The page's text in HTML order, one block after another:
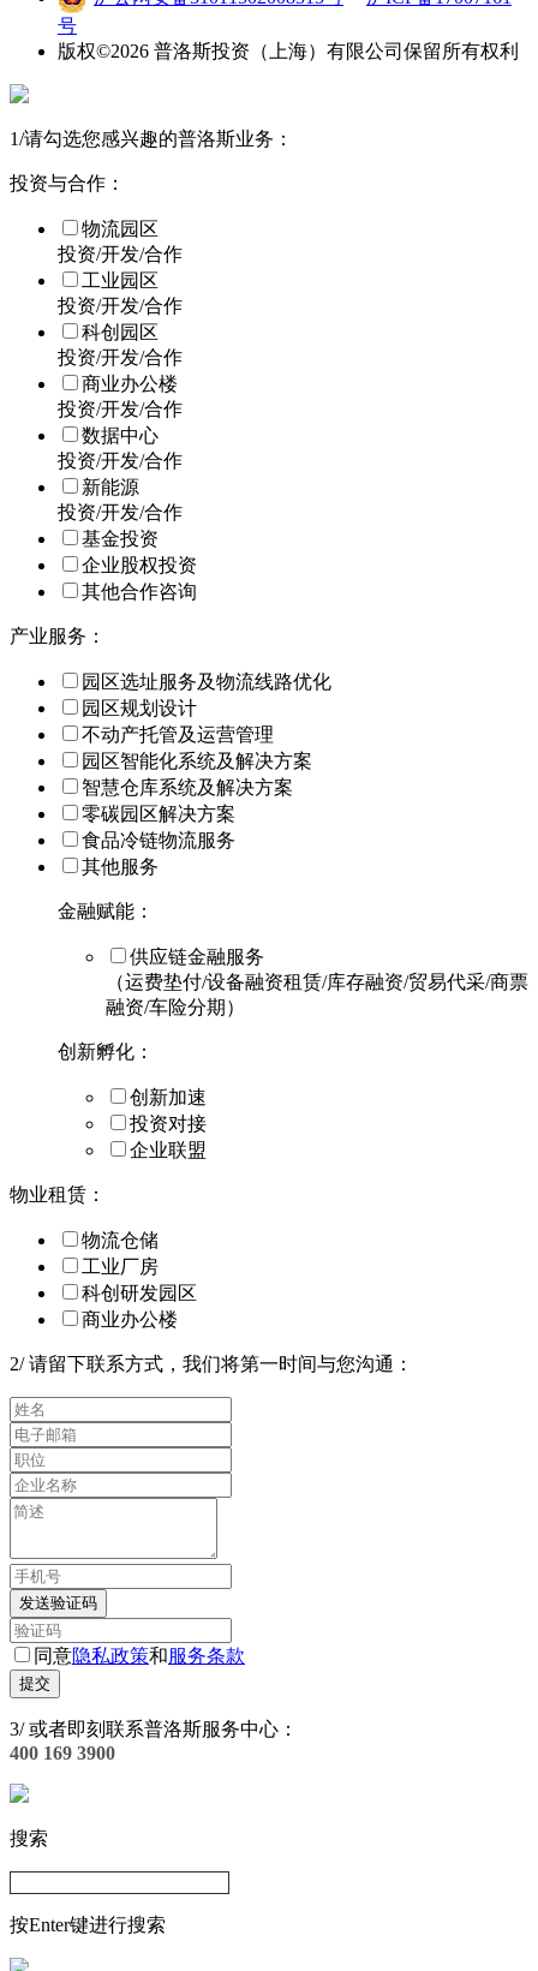
号
版权©2026 普洛斯投资（上海）有限公司保留所有权利
1/请勾选您感兴趣的普洛斯业务：
投资与合作：
物流园区
投资/开发/合作
工业园区
投资/开发/合作
科创园区
投资/开发/合作
商业办公楼
投资/开发/合作
数据中心
投资/开发/合作
新能源
投资/开发/合作
基金投资
企业股权投资
其他合作咨询
产业服务：
园区选址服务及物流线路优化
园区规划设计
不动产托管及运营管理
园区智能化系统及解决方案
智慧仓库系统及解决方案
零碳园区解决方案
食品冷链物流服务
其他服务
金融赋能：
供应链金融服务
（运费垫付/设备融资租赁/库存融资/贸易代采/商票
融资/车险分期）
创新孵化：
创新加速
投资对接
企业联盟
物业租赁：
物流仓储
工业厂房
科创研发园区
商业办公楼
2/请留下联系方式，我们将第一时间与您沟通：
发送验证码
同意隐私政策和服务条款
提交
3/或者即刻联系普洛斯服务中心：
400 169 3900
搜索
按Enter键进行搜索